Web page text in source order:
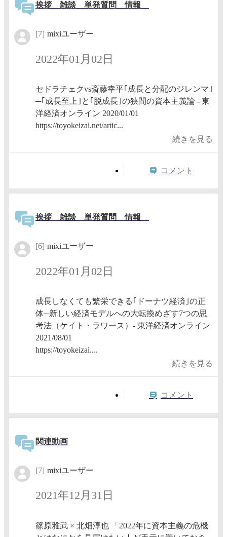
挨拶 雑談 単発質問 情報
[7] mixiユーザー
2022年01月02日
セドラチェクvs斎藤幸平｢成長と分配のジレンマ｣
─｢成長至上｣と｢脱成長｣の狭間の資本主義論 - 東
洋経済オンライン 2020/01/01
https://toyokeizai.net/artic...
続きを見る
コメント
挨拶 雑談 単発質問 情報
[6] mixiユーザー
2022年01月02日
成長しなくても繁栄できる｢ドーナツ経済｣の正
体─新しい経済モデルへの大転換めざす7つの思
考法（ケイト・ラワース）- 東洋経済オンライン
2021/08/01
https://toyokeizai....
続きを見る
コメント
関連動画
[7] mixiユーザー
2021年12月31日
篠原雅武 × 北畑淳也 「2022年に資本主義の危機